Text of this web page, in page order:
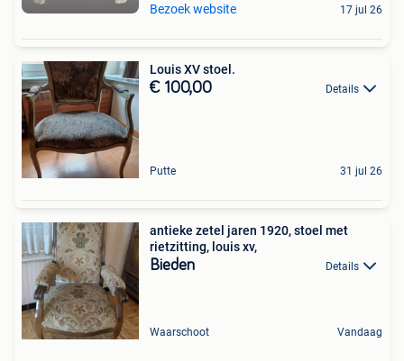
Bezoek website 17 jul 26
Louis XV stoel.
€ 100,00 Details
Putte 31 jul 26
antieke zetel jaren 1920, stoel met
rietzitting, louis xv,
Bieden Details
Waarschoot Vandaag